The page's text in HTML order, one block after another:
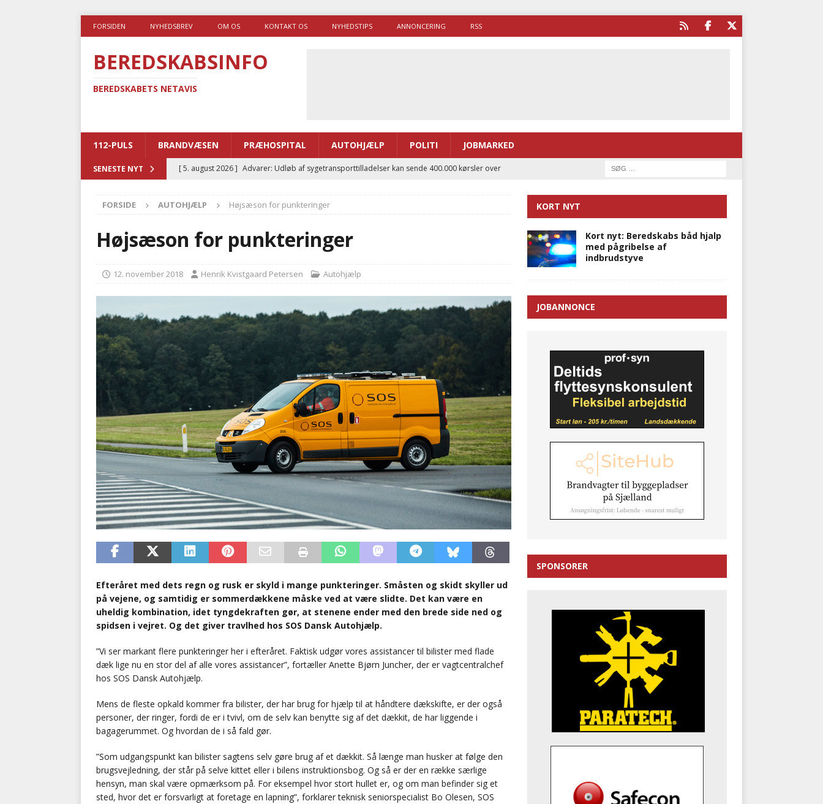
FORSIDEN NYHEDSBREV OM OS KONTAKT OS NYHEDSTIPS ANNONCERING RSS
BEREDSKABSINFO
BEREDSKABETS NETAVIS
112-PULS BRANDVÆSEN PRÆHOSPITAL AUTOHJÆLP POLITI JOBMARKED
SENESTE NYT [ 5. august 2026 ] Advarer: Udløb af sygetransporttilladelser kan sende 400.000 kørsler over
[ 5. august 2026 ] Ny ambulance og el-sygetransportvogn til Samsø
[ 4. august 2026 ]
Brandvæsenerne brugte lidt længere tid på at komme af sted i 2025
[ 4. august 2026 ] Ny treårig politiuddannelse skal ruste betjentene til mere kompleks
[ 6. august 2026 ] Brandvæsenernes gennemsnitlige responstid steg med 9 sekunder i 2025
BRANDVÆSEN
FORSIDE AUTOHJÆLP Højsæson for punkteringer
Højsæson for punkteringer
12. november 2018 Henrik Kvistgaard Petersen Autohjælp
Efteråret med dets regn og rusk er skyld i mange punkteringer. Småsten og skidt skyller ud
på vejene, og samtidig er sommerdækkene måske ved at være slidte. Det kan være en
uheldig kombination, idet tyngdekraften gør, at stenene ender med den brede side ned og
spidsen i vejret. Og det giver travlhed hos SOS Dansk Autohjælp.
”Vi ser markant flere punkteringer her i efteråret. Faktisk udgør vores assistancer til bilister med flade
dæk lige nu en stor del af alle vores assistancer”, fortæller Anette Bjørn Juncher, der er vagtcentralchef
hos SOS Dansk Autohjælp.
Mens de fleste opkald kommer fra bilister, der har brug for hjælp til at håndtere dækskifte, er der også
personer, der ringer, fordi de er i tvivl, om de selv kan benytte sig af det dækkit, de har liggende i
bagagerummet. Og hvordan de i så fald gør.
”Som udgangspunkt kan bilister sagtens selv gøre brug af et dækkit. Så længe man husker at følge den
brugsvejledning, der står på selve kittet eller i bilens instruktionsbog. Og så er der en række særlige
hensyn, man skal være opmærksom på. For eksempel hvor stort hullet er, og om man befinder sig et
sted, hvor det er forsvarligt at foretage en lapning”, forklarer teknisk seniorspecialist Bo Olesen, SOS
KORT NYT
Kort nyt: Beredskabs båd hjalp
med pågribelse af
indbrudstyve
JOBANNONCE
SPONSORER